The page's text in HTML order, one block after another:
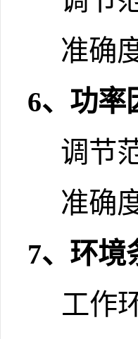
准确
6、功率
调节
准确
7、环境
工作